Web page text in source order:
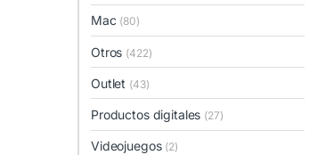
Mac (80)
Otros (422)
Outlet (43)
Productos digitales (27)
Videojuegos (2)